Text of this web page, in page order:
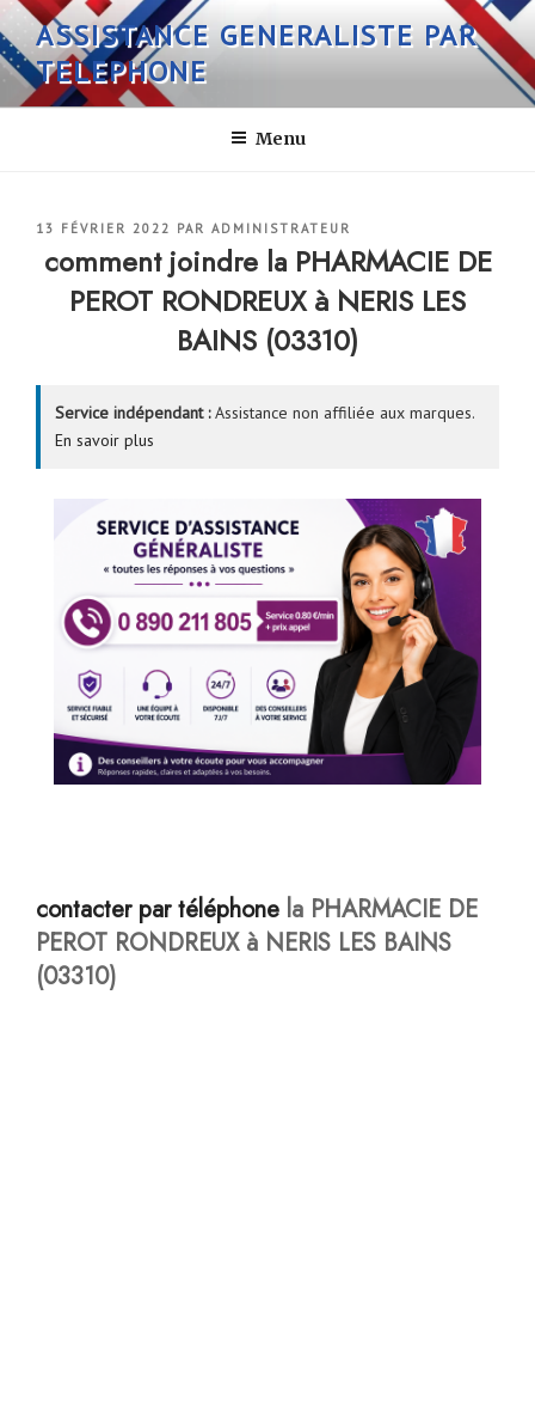
Aller
au
contenu
principal
ASSISTANCE GENERALISTE PAR
TELEPHONE
Menu
PUBLIÉ
13 FÉVRIER 2022 PAR ADMINISTRATEUR
comment joindre la PHARMACIE DE
PEROT RONDREUX à NERIS LES
BAINS (03310)
Service indépendant :Assistance non affiliée aux marques.
En savoir plus
contacter par téléphone la PHARMACIE DE
PEROT RONDREUX à NERIS LES BAINS
(03310)